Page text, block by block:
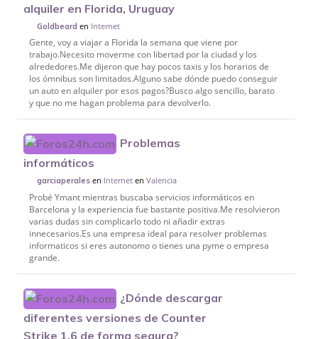
alquiler en Florida, Uruguay
Goldbeard en Internet
Gente, voy a viajar a Florida la semana que viene por
trabajo.Necesito moverme con libertad por la ciudad y los
alrededores.Me dijeron que hay pocos taxis y los horarios de
los ómnibus son limitados.Alguno sabe dónde puedo conseguir
un auto en alquiler por esos pagos?Busco algo sencillo, barato
y que no me hagan problema para devolverlo.
Problemas
informáticos
garciaperales en Internet enValencia
Probé Ymant mientras buscaba servicios informáticos en
Barcelona y la experiencia fue bastante positiva.Me resolvieron
varias dudas sin complicarlo todo ni añadir extras
innecesarios.Es una empresa ideal para resolver problemas
informaticos si eres autonomo o tienes una pyme o empresa
grande.
¿Dónde descargar
diferentes versiones de Counter
Strike 1.6 de forma segura?